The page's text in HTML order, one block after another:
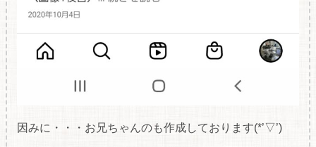
因みに・・・お兄ちゃんのも作成しております(*’▽’)